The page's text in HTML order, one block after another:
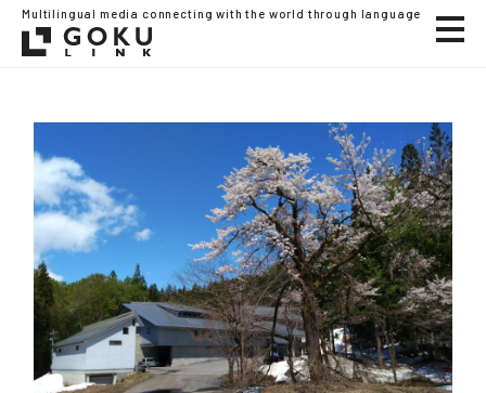
Multilingual media connecting with the world through language